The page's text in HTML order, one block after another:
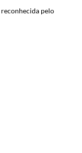
reconhecida pelo